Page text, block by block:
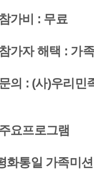
가비 : 무료
가자 해택 : 가
의 : (사)우리민
요프로그램
화통일 가족미션